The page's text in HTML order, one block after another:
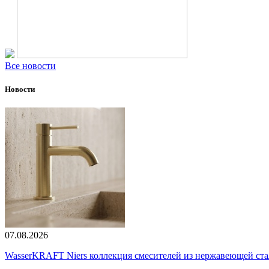
Все новости
Новости
07.08.2026
WasserKRAFT Niers коллекция смесителей из нержавеющей